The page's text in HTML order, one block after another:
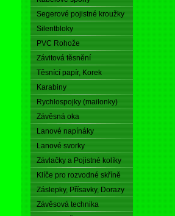
Segerové pojistné kroužky
Silentbloky
PVC Rohože
Závitová těsnění
Těsnící papír, Korek
Karabiny
Rychlospojky (mailonky)
Závěsná oka
Lanové napínáky
Lanové svorky
Závlačky a Pojistné kolíky
Klíče pro rozvodné skříně
Záslepky, Přísavky, Dorazy
Závěsová technika